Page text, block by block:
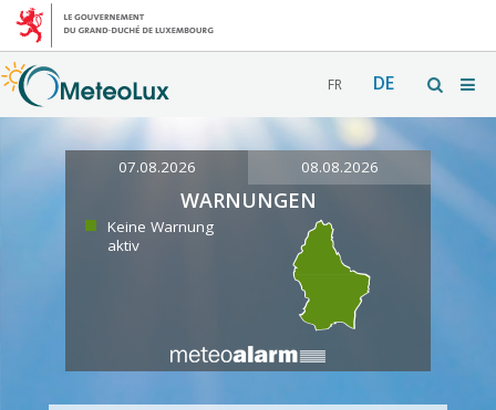
FR DE
07.08.2026 08.08.2026
WARNUNGEN
Keine Warnung
aktiv